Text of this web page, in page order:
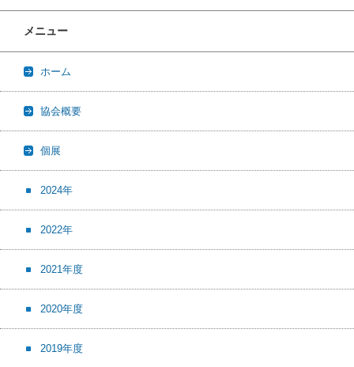
メニュー
ホーム
協会概要
個展
2024年
2022年
2021年度
2020年度
2019年度